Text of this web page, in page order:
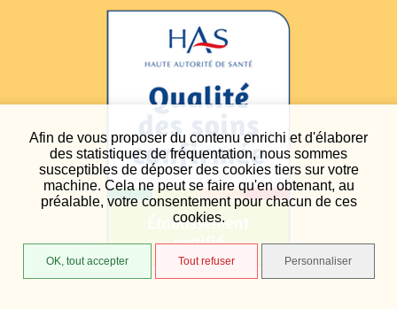
Afin de vous proposer du contenu enrichi et d'élaborer
des statistiques de fréquentation, nous sommes
susceptibles de déposer des cookies tiers sur votre
machine. Cela ne peut se faire qu'en obtenant, au
préalable, votre consentement pour chacun de ces
cookies.
OK, tout accepter Tout refuser Personnaliser